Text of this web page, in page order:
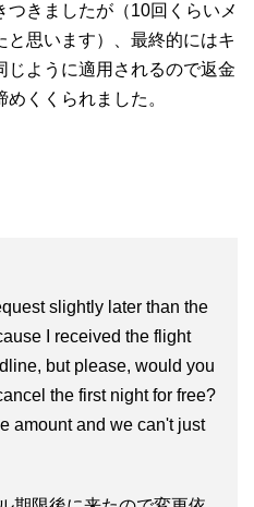
きましたが（10回くらいメ
思います）、最終的にはキ
じように適用されるので返金
くくられました。
slightly later than the
I received the flight
but please, would you
the first night for free?
amount and we can't just